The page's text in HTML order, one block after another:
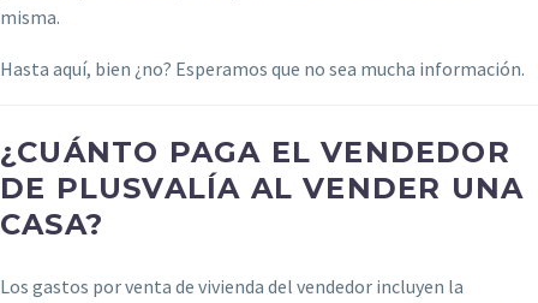
misma.
Hasta aquí, bien ¿no? Esperamos que no sea mucha información.
¿CUÁNTO PAGA EL VENDEDOR
DE PLUSVALÍA AL VENDER UNA
CASA?
Los gastos por venta de vivienda del vendedor incluyen la